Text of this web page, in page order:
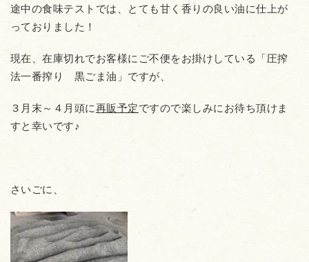
途中の食味テストでは、とても甘く香りの良い油に仕上が
っておりました！
現在、在庫切れでお客様にご不便をお掛けしている「圧搾
法一番搾り 黒ごま油」ですが、
３月末～４月頭に再販予定ですので楽しみにお待ち頂けま
すと幸いです♪
さいごに、